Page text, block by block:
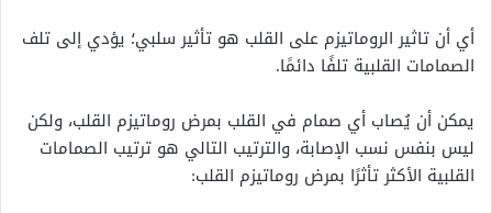
أي أن تاثير الروماتيزم على القلب هو تأثير سلبي؛ يؤدي إلى تلف
الصمامات القلبية تلفًا دائمًا.
يمكن أن يُصاب أي صمام في القلب بمرض روماتيزم القلب، ولكن
ليس بنفس نسب الإصابة، والترتيب التالي هو ترتيب الصمامات
القلبية الأكثر تأثرًا بمرض روماتيزم القلب: